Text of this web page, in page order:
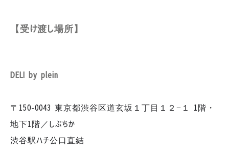
【受け渡し場所】
DELI by plein
〒150-0043 東京都渋谷区道玄坂１丁目１２−１ 1階・
地下1階／しぶちか
渋谷駅ハチ公口直結